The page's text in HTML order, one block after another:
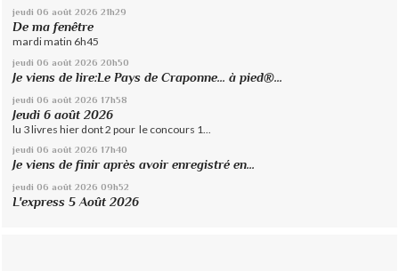
jeudi 06 août 2026 21h29
De ma fenêtre
mardi matin 6h45
jeudi 06 août 2026 20h50
Je viens de lire:Le Pays de Craponne... à pied®...
jeudi 06 août 2026 17h58
Jeudi 6 août 2026
lu 3 livres hier dont 2 pour le concours 1...
jeudi 06 août 2026 17h40
Je viens de finir après avoir enregistré en...
jeudi 06 août 2026 09h52
L'express 5 Août 2026